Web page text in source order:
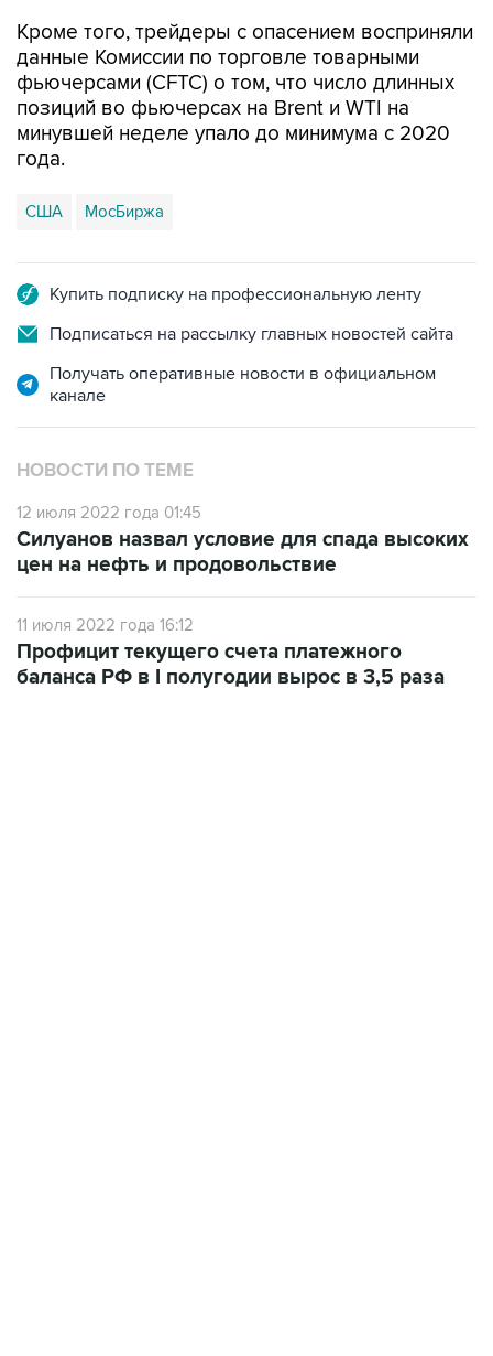
Кроме того, трейдеры с опасением восприняли
данные Комиссии по торговле товарными
фьючерсами (CFTC) о том, что число длинных
позиций во фьючерсах на Brent и WTI на
минувшей неделе упало до минимума с 2020
года.
США МосБиржа
Купить подписку на профессиональную ленту
Подписаться на рассылку главных новостей сайта
Получать оперативные новости в официальном
канале
НОВОСТИ ПО ТЕМЕ
12 июля 2022 года 01:45
Силуанов назвал условие для спада высоких
цен на нефть и продовольствие
11 июля 2022 года 16:12
Профицит текущего счета платежного
баланса РФ в I полугодии вырос в 3,5 раза